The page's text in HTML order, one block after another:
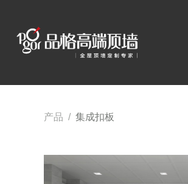
产品 / 集成扣板